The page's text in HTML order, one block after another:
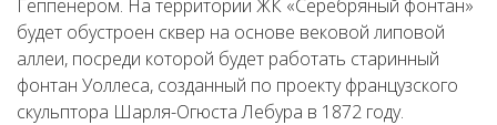
Геппенером. На территории ЖК «Серебряный фонтан»
будет обустроен сквер на основе вековой липовой
аллеи, посреди которой будет работать старинный
фонтан Уоллеса, созданный по проекту французского
скульптора Шарля-Огюста Лебура в 1872 году.